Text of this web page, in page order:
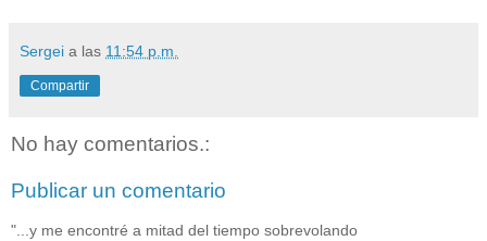
Sergei a las 11:54 p.m.
Compartir
No hay comentarios.:
Publicar un comentario
"...y me encontré a mitad del tiempo sobrevolando